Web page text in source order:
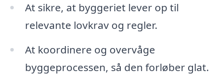
At sikre, at byggeriet lever op til
relevante lovkrav og regler.
At koordinere og overvåge
byggeprocessen, så den forløber glat.